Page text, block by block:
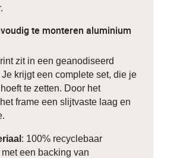
te monteren aluminium
zit in een geanodiseerd
krijgt een complete set, die je
te zetten. Door het
frame een slijtvaste laag en
: 100% recyclebaar
een backing van